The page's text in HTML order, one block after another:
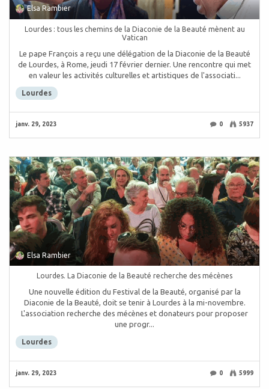
Elsa Rambier
Lourdes : tous les chemins de la Diaconie de la Beauté mènent au
Vatican
Le pape François a reçu une délégation de la Diaconie de la Beauté
de Lourdes, à Rome, jeudi 17 février dernier. Une rencontre qui met
en valeur les activités culturelles et artistiques de l'associati...
Lourdes
janv. 29, 2023 0 5937
Elsa Rambier
Lourdes. La Diaconie de la Beauté recherche des mécènes
Une nouvelle édition du Festival de la Beauté, organisé par la
Diaconie de la Beauté, doit se tenir à Lourdes à la mi-novembre.
L'association recherche des mécènes et donateurs pour proposer
une progr...
Lourdes
janv. 29, 2023 0 5999